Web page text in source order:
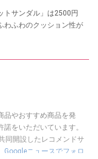
トサンダル」は2500円
わふわのクッション性が
品やおすすめ商品を発
諾をいただいています。
同開設したレコメンドサ
Googleニュースでフォロ